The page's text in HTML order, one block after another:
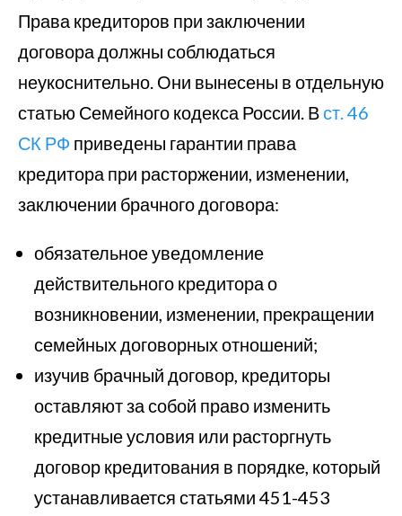
Права кредиторов при заключении
договора должны соблюдаться
неукоснительно. Они вынесены в отдельную
статью Семейного кодекса России. Вст. 46
СК РФ приведены гарантии права
кредитора при расторжении, изменении,
заключении брачного договора:
обязательное уведомление
действительного кредитора о
возникновении, изменении, прекращении
семейных договорных отношений;
изучив брачный договор, кредиторы
оставляют за собой право изменить
кредитные условия или расторгнуть
договор кредитования в порядке, который
устанавливается статьями 451-453